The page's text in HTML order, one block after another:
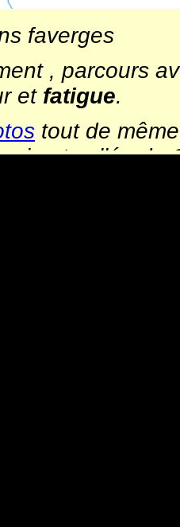
faverges
, parcours
et fatigue.
tout de
et vallée du